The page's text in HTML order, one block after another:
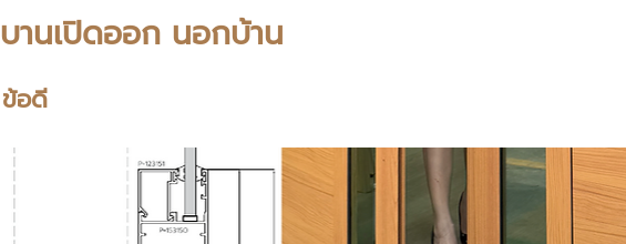
บานเปิดออก นอกบ้าน
ข้อดี